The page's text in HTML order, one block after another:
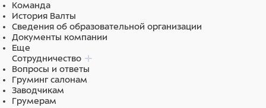
Технические характеристики:
Тип светильника: ФДБ07-9-001.
Тип лампы: G23.
Масса: 0,9 кг.
Габаритные размеры: 295х65х65 мм.
Команда
История Валты
Сведения об образовательной организации
Документы компании
Еще
Сотрудничество
Вопросы и ответы
Груминг салонам
Заводчикам
Грумерам